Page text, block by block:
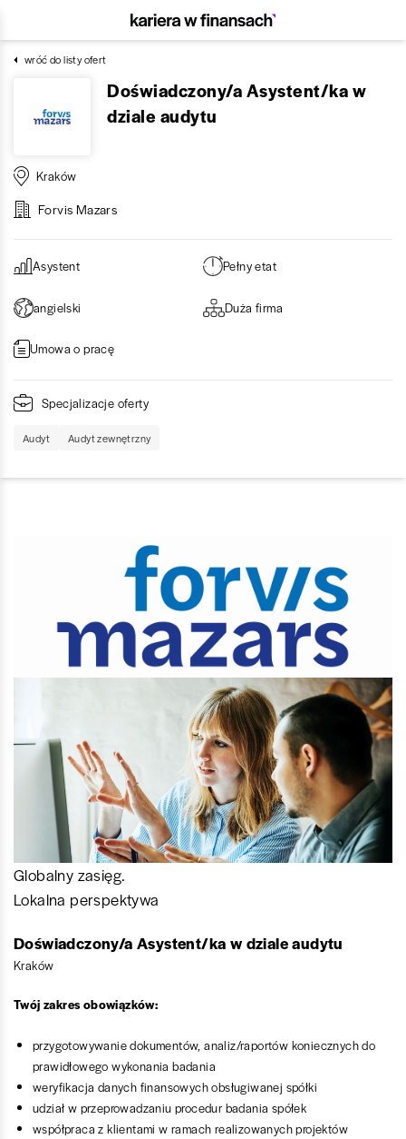
wróć do listy ofert
Doświadczony/a Asystent/ka w
dziale audytu
Kraków
Forvis Mazars
Asystent Pełny etat
angielski Duża firma
Umowa o pracę
Specjalizacje oferty
Audyt Audyt zewnętrzny
Globalny zasięg.
Lokalna perspektywa
Doświadczony/a Asystent/ka w dziale audytu
Kraków
Twój zakres obowiązków:
przygotowywanie dokumentów, analiz/raportów koniecznych do
prawidłowego wykonania badania
weryfikacja danych finansowych obsługiwanej spółki
udział w przeprowadzaniu procedur badania spółek
współpraca z klientami w ramach realizowanych projektów